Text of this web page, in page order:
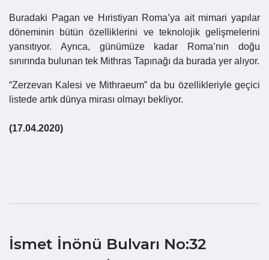
Buradaki Pagan ve Hıristiyan Roma’ya ait mimari yapılar
döneminin bütün özelliklerini ve teknolojik gelişmelerini
yansıtıyor. Ayrıca, günümüze kadar Roma’nın doğu
sınırında bulunan tek Mithras Tapınağı da burada yer alıyor.
“Zerzevan Kalesi ve Mithraeum” da bu özellikleriyle geçici
listede artık dünya mirası olmayı bekliyor.
(17.04.2020)
İsmet İnönü Bulvarı No:32